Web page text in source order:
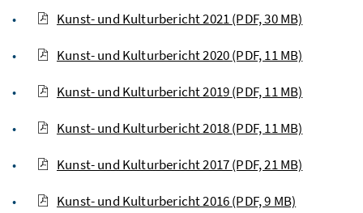
Kunst- und Kulturbericht 2021(PDF, 30 MB)
Kunst- und Kulturbericht 2020(PDF, 11 MB)
Kunst- und Kulturbericht 2019(PDF, 11 MB)
Kunst- und Kulturbericht 2018(PDF, 11 MB)
Kunst- und Kulturbericht 2017(PDF, 21 MB)
Kunst- und Kulturbericht 2016(PDF, 9 MB)